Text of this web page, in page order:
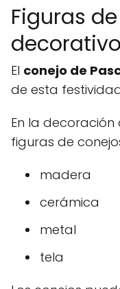
Figuras
El conejo de
de esta
En la
figuras de
madera
cerámica
metal
tela